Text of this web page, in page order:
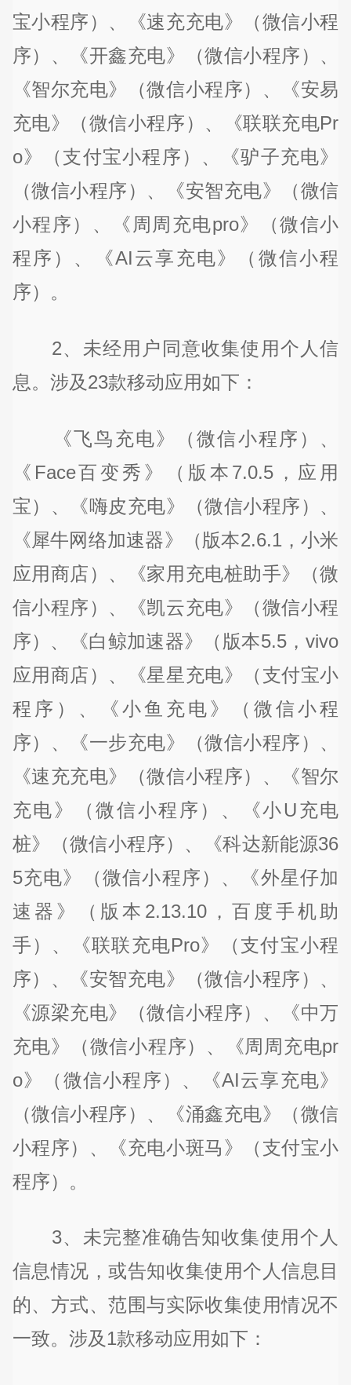
宝小程序）、《速充充电》（微信小程
序）、《开鑫充电》（微信小程序）、
《智尔充电》（微信小程序）、《安易
充电》（微信小程序）、《联联充电Pr
o》（支付宝小程序）、《驴子充电》
（微信小程序）、《安智充电》（微信
小程序）、《周周充电pro》（微信小
程序）、《AI云享充电》（微信小程
序）。
2、未经用户同意收集使用个人信
息。涉及23款移动应用如下：
《飞鸟充电》（微信小程序）、
《Face百变秀》（版本7.0.5，应用
宝）、《嗨皮充电》（微信小程序）、
《犀牛网络加速器》（版本2.6.1，小米
应用商店）、《家用充电桩助手》（微
信小程序）、《凯云充电》（微信小程
序）、《白鲸加速器》（版本5.5，vivo
应用商店）、《星星充电》（支付宝小
程序）、《小鱼充电》（微信小程
序）、《一步充电》（微信小程序）、
《速充充电》（微信小程序）、《智尔
充电》（微信小程序）、《小U充电
桩》（微信小程序）、《科达新能源36
5充电》（微信小程序）、《外星仔加
速器》（版本2.13.10，百度手机助
手）、《联联充电Pro》（支付宝小程
序）、《安智充电》（微信小程序）、
《源梁充电》（微信小程序）、《中万
充电》（微信小程序）、《周周充电pr
o》（微信小程序）、《AI云享充电》
（微信小程序）、《涌鑫充电》（微信
小程序）、《充电小斑马》（支付宝小
程序）。
3、未完整准确告知收集使用个人
信息情况，或告知收集使用个人信息目
的、方式、范围与实际收集使用情况不
一致。涉及1款移动应用如下：